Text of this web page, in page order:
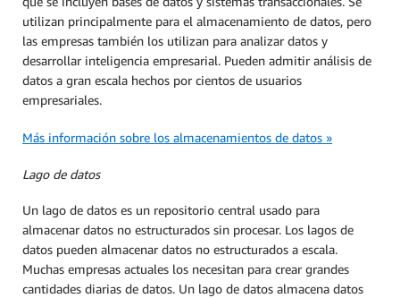
utilizan principalmente para el almacenamiento de datos, pero
las empresas también los utilizan para analizar datos y
desarrollar inteligencia empresarial. Pueden admitir análisis de
datos a gran escala hechos por cientos de usuarios
empresariales.
Más información sobre los almacenamientos de datos »
Lago de datos
Un lago de datos es un repositorio central usado para
almacenar datos no estructurados sin procesar. Los lagos de
datos pueden almacenar datos no estructurados a escala.
Muchas empresas actuales los necesitan para crear grandes
cantidades diarias de datos. Un lago de datos almacena datos